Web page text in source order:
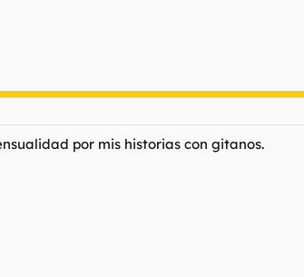
por mis historias con gitanos.